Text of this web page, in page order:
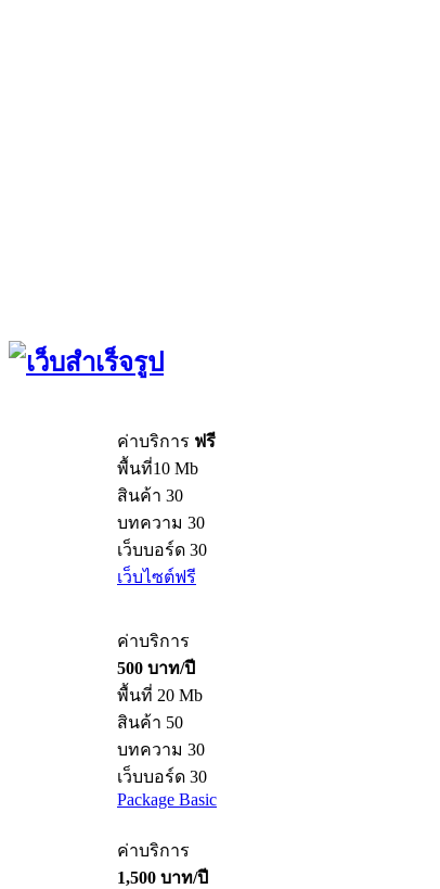
ค่าบริการ ฟรี
พื้นที่10 Mb
สินค้า 30
บทความ 30
เว็บบอร์ด 30
เว็บไซต์ฟรี
ค่าบริการ
500 บาท/ปี
พื้นที่ 20 Mb
สินค้า 50
บทความ 30
เว็บบอร์ด 30
Package Basic
ค่าบริการ
1,500 บาท/ปี